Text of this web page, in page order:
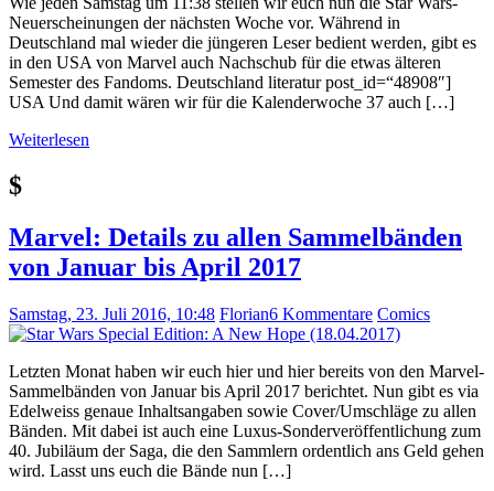
Neuerscheinungen der nächsten Woche vor. Während in
Deutschland mal wieder die jüngeren Leser bedient werden, gibt es
in den USA von Marvel auch Nachschub für die etwas älteren
Semester des Fandoms. Deutschland literatur post_id=“48908″]
USA Und damit wären wir für die Kalenderwoche 37 auch […]
Weiterlesen
$
Marvel: Details zu allen Sammelbänden
von Januar bis April 2017
Samstag, 23. Juli 2016, 10:48 Florian6 Kommentare Comics
Letzten Monat haben wir euch hier und hier bereits von den Marvel-
Sammelbänden von Januar bis April 2017 berichtet. Nun gibt es via
Edelweiss genaue Inhaltsangaben sowie Cover/Umschläge zu allen
Bänden. Mit dabei ist auch eine Luxus-Sonderveröffentlichung zum
40. Jubiläum der Saga, die den Sammlern ordentlich ans Geld gehen
wird. Lasst uns euch die Bände nun […]